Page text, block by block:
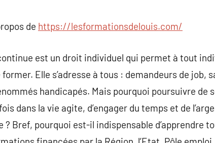
de https://lesformationsdelouis.com/
est un droit individuel qui permet à tout
Elle s’adresse à tous : demandeurs de job,
handicapés. Mais pourquoi poursuivre de
dans la vie agite, d’engager du temps et de
Bref, pourquoi est-il indispensable d’apprendre